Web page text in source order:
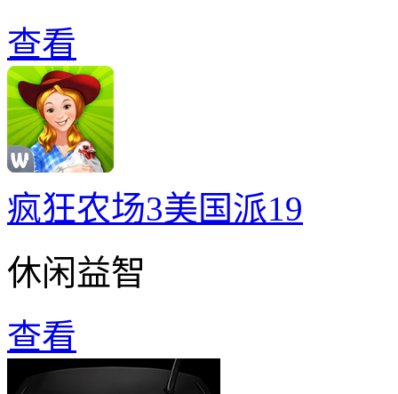
查看
疯狂农场3美国派19
休闲益智
查看